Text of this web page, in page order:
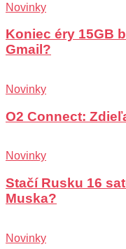
Novinky
Koniec éry 15GB
Gmail?
Novinky
O2 Connect:
Novinky
Stačí Rusku 16
Muska?
Novinky